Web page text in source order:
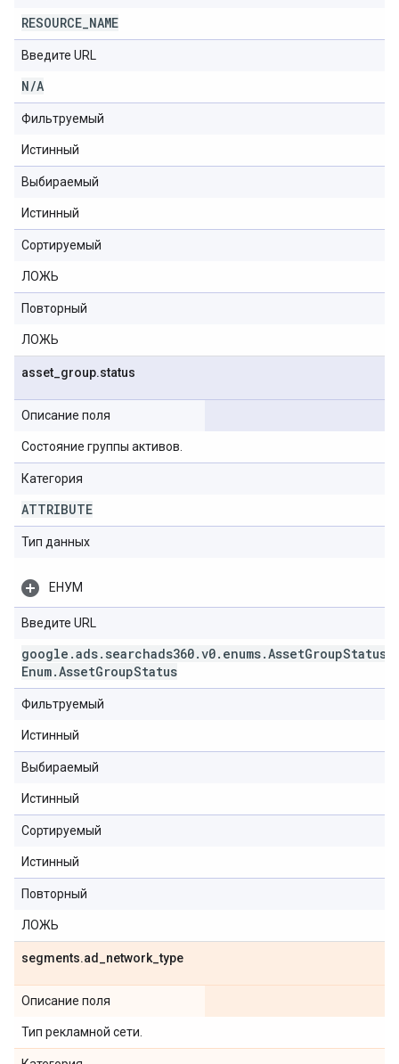
RESOURCE NAME
Введите URL
N/A
Фильтруемый
Истинный
Выбираемый
Истинный
Сортируемый
ЛОЖЬ
Повторный
ЛОЖЬ
asset group.status
Описание поля
Состояние группы активов.
Категория
ATTRIBUTE
Тип данных
ЕНУМ
Введите URL
google .ads. searchads360.v0. enums.AssetGroupStatus
Enum.AssetGroupStatus
Фильтруемый
Истинный
Выбираемый
Истинный
Сортируемый
Истинный
Повторный
ЛОЖЬ
segments.ad network _type
Описание поля
Тип рекламной сети.